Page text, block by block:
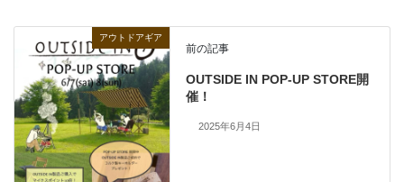
アウトドアギア
前の記事
OUTSIDE IN POP-UP STORE開
催！
2025年6月4日